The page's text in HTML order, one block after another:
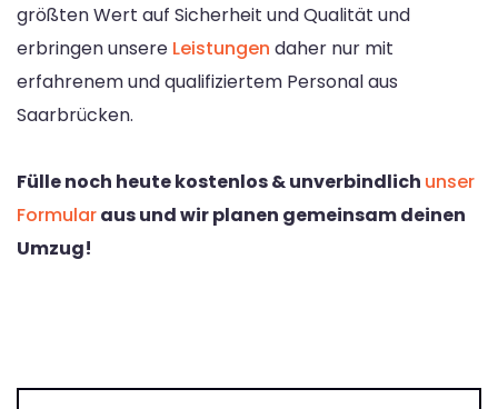
größten Wert auf Sicherheit und Qualität und
erbringen unsere Leistungen daher nur mit
erfahrenem und qualifiziertem Personal aus
Saarbrücken.
Fülle noch heute kostenlos & unverbindlich unser
Formularaus und wir planen gemeinsam deinen
Umzug!